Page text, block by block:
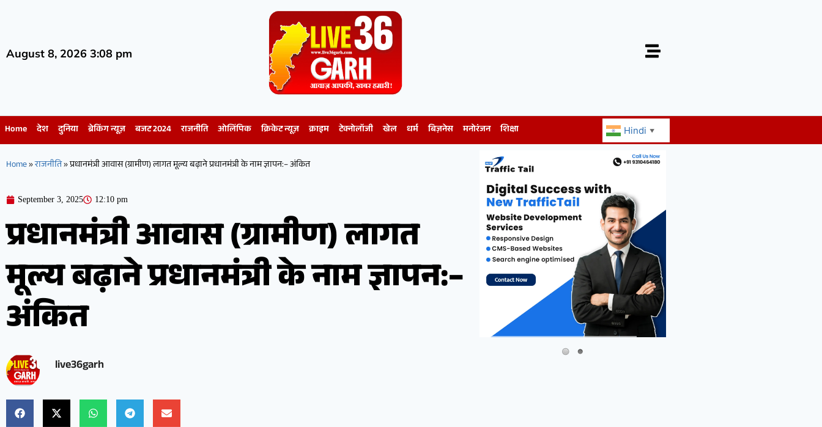
August 8, 2026 3:08 pm
Home देश दुनिया ब्रेकिंग न्यूज़ बजट 2024 राजनीति ओलिंपिक क्रिकेट न्यूज़ क्राइम टेक्नोलॉजी खेल धर्म बिज़नेस मनोरंजन शिक्षा Hindi ▼
Home»राजनीति»प्रधानमंत्री आवास (ग्रामीण) लागत मूल्य बढ़ाने प्रधानमंत्री के नाम ज्ञापन:– अंकित
September 3, 2025 12:10 pm
प्रधानमंत्री आवास (ग्रामीण) लागत
मूल्य बढ़ाने प्रधानमंत्री के नाम ज्ञापन:–
अंकित
live36garh